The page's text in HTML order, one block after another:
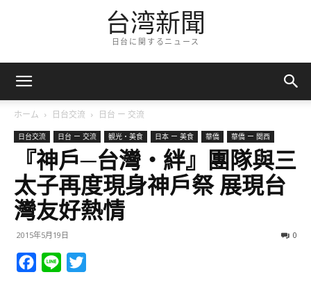
台湾新聞
日台に関するニュース
ホーム 日台交流 日台 ー 交流
日台交流 日台 ー 交流 観光・美食 日本 ー 美食 華僑 華僑 ー 関西
『神戶─台灣‧絆』團隊與三
太子再度現身神戶祭 展現台
灣友好熱情
2015年5月19日 0
Facebook
Line